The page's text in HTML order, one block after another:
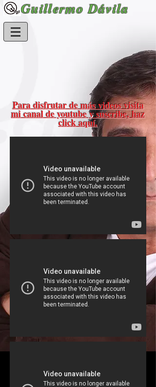
Guillermo Dávila
Para disfrutar de más videos visita
mi canal de youtube y suscribe, haz
click aquí.